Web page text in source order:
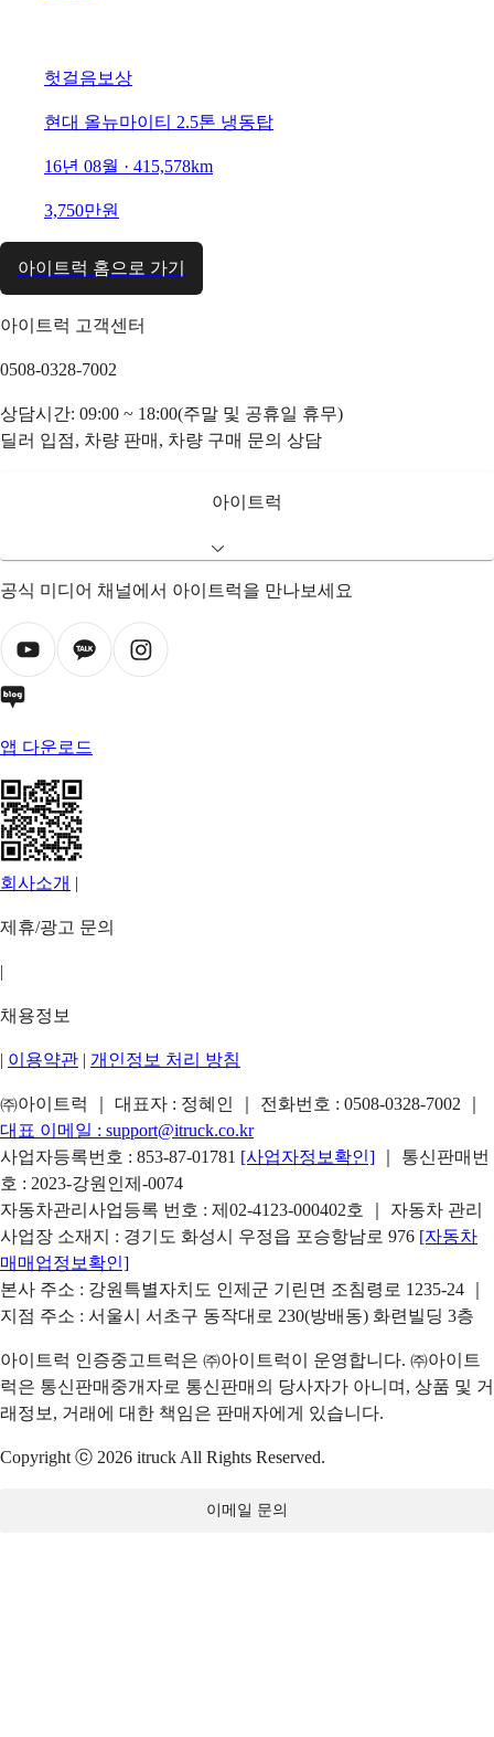
헛걸음보상
현대 올뉴마이티 2.5톤 냉동탑
16년 08월 · 415,578km
3,750만원
아이트럭 홈으로 가기
아이트럭 고객센터
0508-0328-7002
상담시간: 09:00 ~ 18:00(주말 및 공휴일 휴무)
딜러 입점, 차량 판매, 차량 구매 문의 상담
아이트럭
공식 미디어 채널에서 아이트럭을 만나보세요
앱 다운로드
회사소개 |
제휴/광고 문의
|
채용정보
| 이용약관 | 개인정보 처리 방침
㈜아이트럭 ｜ 대표자 : 정혜인 ｜ 전화번호 : 0508-0328-7002
대표 이메일 : support@itruck.co.kr
사업자등록번호 : 853-87-01781 [사업자정보확인]
｜ 통신판매번
호 : 2023-강원인제-0074
자동차관리사업등록 번호 : 제02-4123-000402호 ｜ 자동차 관리
사업장 소재지 : 경기도 화성시 우정읍 포승항남로 976 [자동차
매매업정보확인]
본사 주소 : 강원특별자치도 인제군 기린면 조침령로 1235-24 ｜
지점 주소 : 서울시 서초구 동작대로 230(방배동) 화련빌딩 3층
아이트럭 인증중고트럭은 ㈜아이트럭이 운영합니다. ㈜아이트
럭은 통신판매중개자로 통신판매의 당사자가 아니며, 상품 및 거
래정보, 거래에 대한 책임은 판매자에게 있습니다.
Copyright ⓒ 2026 itruck All Rights Reserved.
이메일 문의